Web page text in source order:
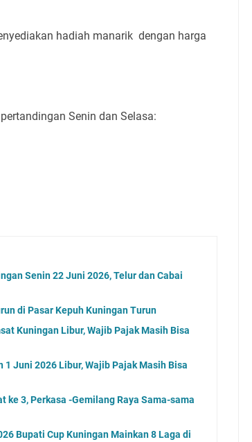
hadiah manarik dengan harga
Senin dan Selasa:
Senin 22 Juni 2026, Telur dan Cabai
di Pasar Kepuh Kuningan Turun
Kuningan Libur, Wajib Pajak Masih Bisa
Juni 2026 Libur, Wajib Pajak Masih Bisa
ke 3, Perkasa -Gemilang Raya Sama-sama
Bupati Cup Kuningan Mainkan 8 Laga di